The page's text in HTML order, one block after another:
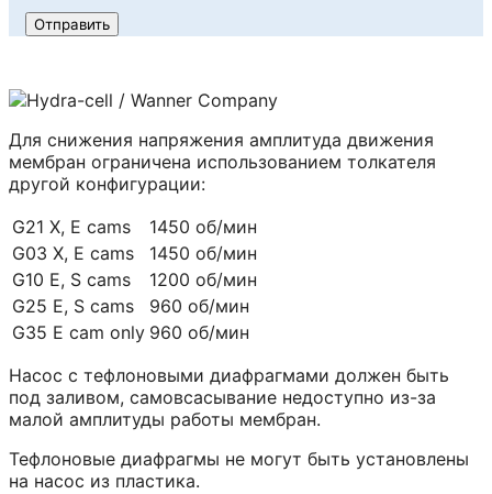
Отправить
Для снижения напряжения амплитуда движения
мембран ограничена использованием толкателя
другой конфигурации:
G21 X, E cams
1450 об/мин
G03 X, E cams
1450 об/мин
G10 E, S cams
1200 об/мин
G25 E, S cams
960 об/мин
G35 E cam only 960 об/мин
Насос с тефлоновыми диафрагмами должен быть
под заливом, самовсасывание недоступно из-за
малой амплитуды работы мембран.
Тефлоновые диафрагмы не могут быть установлены
на насос из пластика.